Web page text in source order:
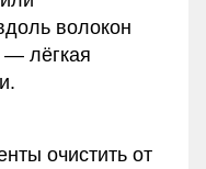
волокон
лёгкая
очистить от